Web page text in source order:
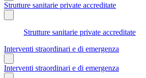
Strutture sanitarie private accreditate
Strutture sanitarie private accreditate
Interventi straordinari e di emergenza
Interventi straordinari e di emergenza